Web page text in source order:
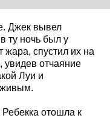
Джек вывел
ту ночь был у
спустил их на
отчаяние
Луи и
отошла к